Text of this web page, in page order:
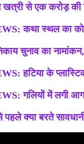
खत्री से एक करोड़ की
कथा स्थल का
चुनाव का
हटिया के
गलियों में लगी आग
क्या बरते